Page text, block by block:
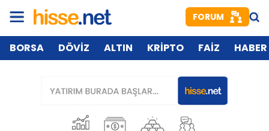
FORUM
BORSA DÖVİZ ALTIN KRİPTO FAİZ HABER